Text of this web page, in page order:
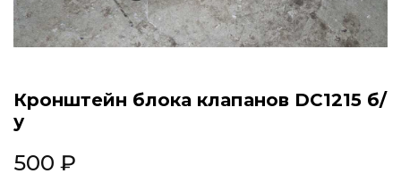
Все марки
Кронштейн блока клапанов DC1215 б/
у
500 ₽